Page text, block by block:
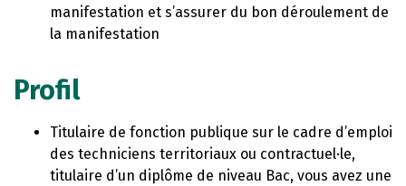
manifestation et s’assurer du bon déroulement de
la manifestation
Profil
Titulaire de fonction publique sur le cadre d’emploi
des techniciens territoriaux ou contractuel·le,
titulaire d’un diplôme de niveau Bac, vous avez une